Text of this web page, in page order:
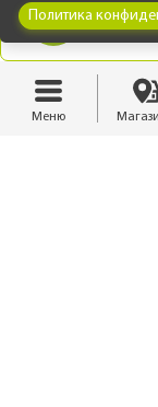
Политика
Меню